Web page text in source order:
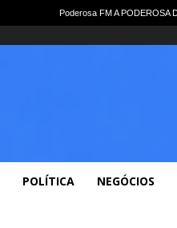
Política Economia Esportes
POLÍTICA NEGÓCIOS